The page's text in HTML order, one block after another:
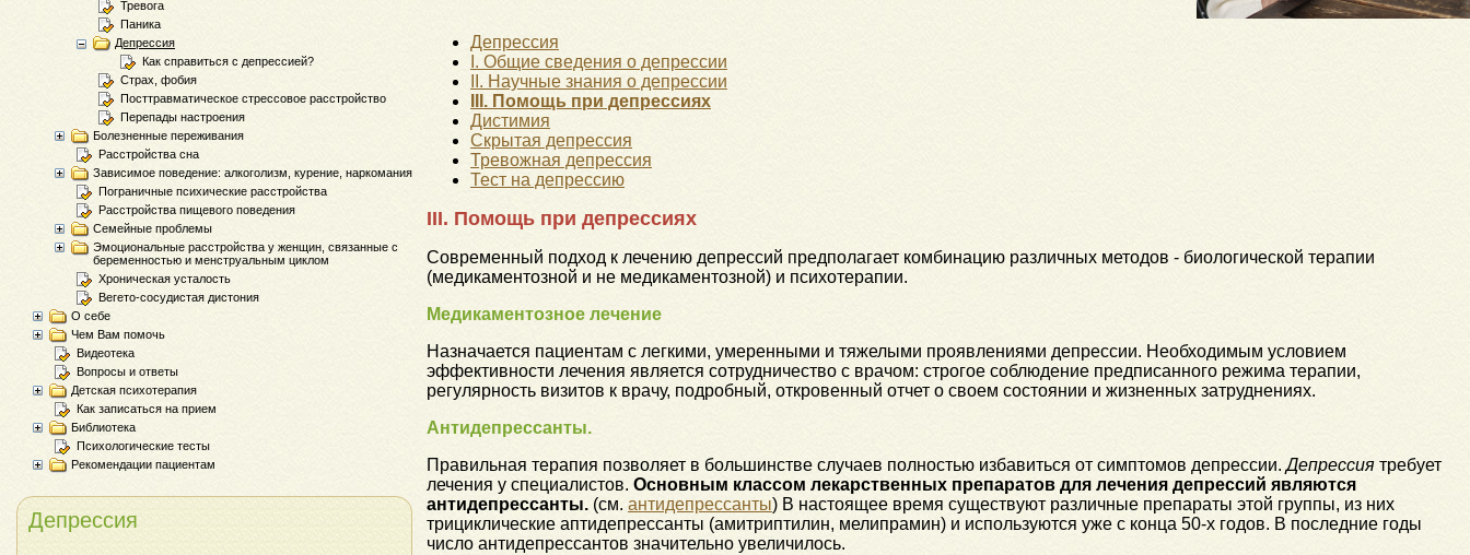
Депрессия
I. Общие сведения о депрессии
II. Научные знания о депрессии
III. Помощь при депрессиях
Дистимия
Скрытая депрессия
Тревожная депрессия
Тест на депрессию
III. Помощь при депрессиях
Современный подход к лечению депрессий предполагает комбинацию различных методов - биологической терапии
(медикаментозной и не медикаментозной) и психотерапии.
Медикаментозное лечение
Назначается пациентам с легкими, умеренными и тяжелыми проявлениями депрессии. Необходимым условием
эффективности лечения является сотрудничество с врачом: строгое соблюдение предписанного режима терапии,
регулярность визитов к врачу, подробный, откровенный отчет о своем состоянии и жизненных затруднениях.
Антидепрессанты.
Правильная терапия позволяет в большинстве случаев полностью избавиться от симптомов депрессии.Депрессия требует
лечения у специалистов. Основным классом лекарственных препаратов для лечения депрессий являются
антидепрессанты. (см. антидепрессанты) В настоящее время существуют различные препараты этой группы, из них
трициклические аптидепрессанты (амитриптилин, мелипрамин) и используются уже с конца 50-х годов. В последние годы
число антидепрессантов значительно увеличилось.
Тревога
Паника
Депрессия
Как справиться с депрессией?
Страх, фобия
Посттравматическое стрессовое расстройство
Перепады настроения
Болезненные переживания
Расстройства сна
Зависимое поведение: алкоголизм, курение, наркомания
Пограничные психические расстройства
Расстройства пищевого поведения
Семейные проблемы
Эмоциональные расстройства у женщин, связанные с
беременностью и менструальным циклом
Хроническая усталость
Вегето-сосудистая дистония
О себе
Чем Вам помочь
Видеотека
Вопросы и ответы
Детская психотерапия
Как записаться на прием
Библиотека
Психологические тесты
Рекомендации пациентам
Депрессия